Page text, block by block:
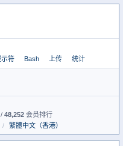
示符 Bash 上传 统计
48,252 会员排行
/ 繁體中文（香港）